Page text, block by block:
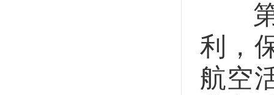
第
利，
航空